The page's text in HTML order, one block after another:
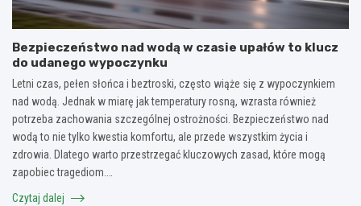
Bezpieczeństwo nad wodą w czasie upałów to klucz
do udanego wypoczynku
Letni czas, pełen słońca i beztroski, często wiąże się z wypoczynkiem
nad wodą. Jednak w miarę jak temperatury rosną, wzrasta również
potrzeba zachowania szczególnej ostrożności. Bezpieczeństwo nad
wodą to nie tylko kwestia komfortu, ale przede wszystkim życia i
zdrowia. Dlatego warto przestrzegać kluczowych zasad, które mogą
zapobiec tragediom.…
Czytaj dalej